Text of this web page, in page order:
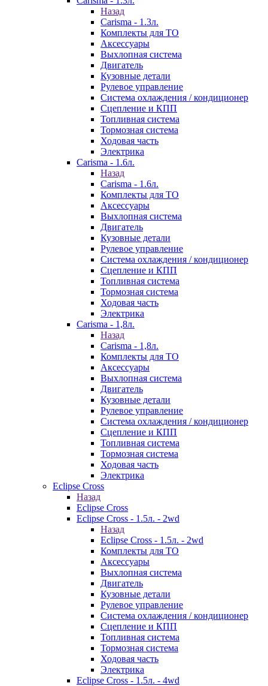
Назад
Carisma - 1.3л.
Комплекты для ТО
Аксессуары
Выхлопная система
Двигатель
Кузовные детали
Рулевое управление
Система охлаждения / кондиционер
Сцепление и КПП
Топливная система
Тормозная система
Ходовая часть
Электрика
Carisma - 1.6л.
Назад
Carisma - 1.6л.
Комплекты для ТО
Аксессуары
Выхлопная система
Двигатель
Кузовные детали
Рулевое управление
Система охлаждения / кондиционер
Сцепление и КПП
Топливная система
Тормозная система
Ходовая часть
Электрика
Carisma - 1,8л.
Назад
Carisma - 1,8л.
Комплекты для ТО
Аксессуары
Выхлопная система
Двигатель
Кузовные детали
Рулевое управление
Система охлаждения / кондиционер
Сцепление и КПП
Топливная система
Тормозная система
Ходовая часть
Электрика
Eclipse Cross
Назад
Eclipse Cross
Eclipse Cross - 1.5л. - 2wd
Назад
Eclipse Cross - 1.5л. - 2wd
Комплекты для ТО
Аксессуары
Выхлопная система
Двигатель
Кузовные детали
Рулевое управление
Система охлаждения / кондиционер
Сцепление и КПП
Топливная система
Тормозная система
Ходовая часть
Электрика
Eclipse Cross - 1.5л. - 4wd